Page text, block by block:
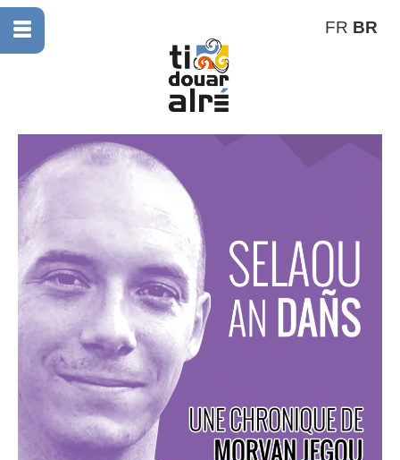
FR BR